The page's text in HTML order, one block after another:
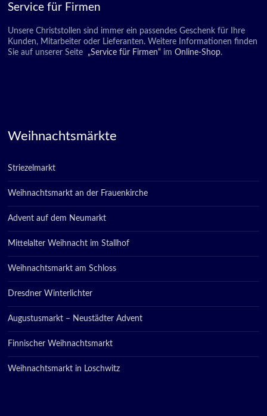
Service für Firmen
Unsere Christstollen sind immer ein passendes Geschenk für Ihre
Kunden, Mitarbeiter oder Lieferanten. Weitere Informationen finden
Sie auf unserer Seite
„Service für Firmen“ im Online-Shop.
Weihnachtsmärkte
Striezelmarkt
Weihnachtsmarkt an der Frauenkirche
Advent auf dem Neumarkt
Mittelalter Weihnacht im Stallhof
Weihnachtsmarkt am Schloss
Dresdner Winterlichter
Augustusmarkt – Neustädter Advent
Finnischer Weihnachtsmarkt
Weihnachtsmarkt in Loschwitz